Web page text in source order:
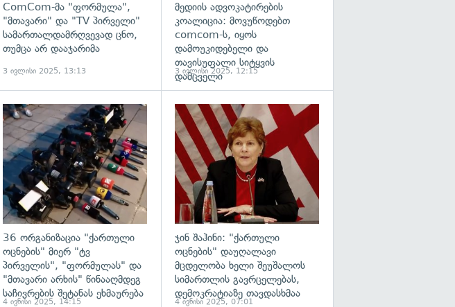
ComCom-მა "ფორმულა",
"მთავარი" და "TV პირველი"
სამართალდამრღვევად ცნო,
თუმცა არ დააჯარიმა
3 ივლისი 2025, 13:13
მედიის ადვოკატირების
კოალიცია: მოვუწოდებთ
comcom-ს, იყოს
დამოუკიდებელი და
თავისუფალი სიტყვის
დამცველი
3 ივლისი 2025, 12:15
გადახედვა გადახედვა
36 ორგანიზაცია "ქართული
ოცნების" მიერ "ტვ
პირველის", "ფორმულას" და
"მთავარი არხის" წინააღმდეგ
საჩივრების შეტანას ეხმაურება
4 ივნისი 2025, 14:15
ჯინ შაჰინი: "ქართული
ოცნების" დაუღალავი
მცდელობა ხელი შეუშალოს
სიმართლის გავრცელებას,
დემოკრატიაზე თავდასხმაა
4 ივნისი 2025, 07:01